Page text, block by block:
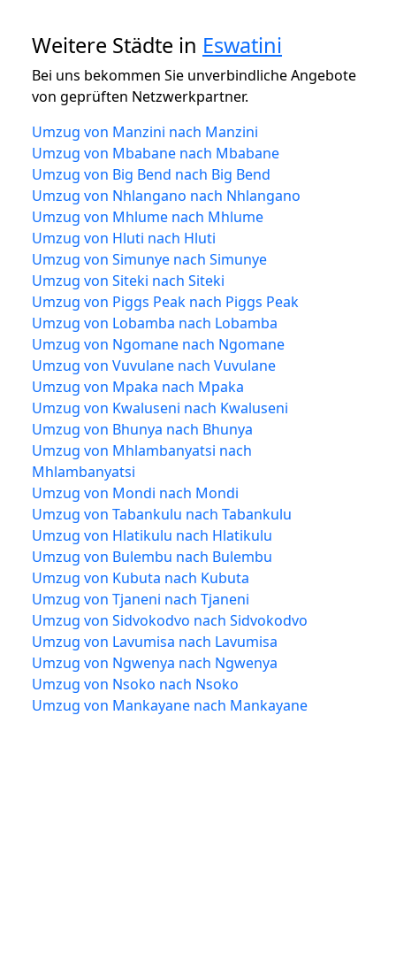
Weitere Städte in Eswatini
Bei uns bekommen Sie unverbindliche Angebote
von geprüften Netzwerkpartner.
Umzug von Manzini nach Manzini
Umzug von Mbabane nach Mbabane
Umzug von Big Bend nach Big Bend
Umzug von Nhlangano nach Nhlangano
Umzug von Mhlume nach Mhlume
Umzug von Hluti nach Hluti
Umzug von Simunye nach Simunye
Umzug von Siteki nach Siteki
Umzug von Piggs Peak nach Piggs Peak
Umzug von Lobamba nach Lobamba
Umzug von Ngomane nach Ngomane
Umzug von Vuvulane nach Vuvulane
Umzug von Mpaka nach Mpaka
Umzug von Kwaluseni nach Kwaluseni
Umzug von Bhunya nach Bhunya
Umzug von Mhlambanyatsi nach
Mhlambanyatsi
Umzug von Mondi nach Mondi
Umzug von Tabankulu nach Tabankulu
Umzug von Hlatikulu nach Hlatikulu
Umzug von Bulembu nach Bulembu
Umzug von Kubuta nach Kubuta
Umzug von Tjaneni nach Tjaneni
Umzug von Sidvokodvo nach Sidvokodvo
Umzug von Lavumisa nach Lavumisa
Umzug von Ngwenya nach Ngwenya
Umzug von Nsoko nach Nsoko
Umzug von Mankayane nach Mankayane